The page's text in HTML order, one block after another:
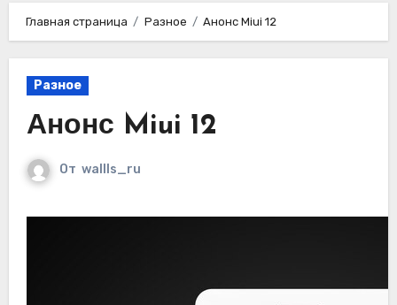
Главная страница Разное Анонс Miui 12
Разное
Анонс Miui 12
От wallls_ru